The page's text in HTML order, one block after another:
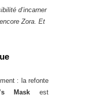
d’incarner
Zora. Et
: la refonte
Mask est